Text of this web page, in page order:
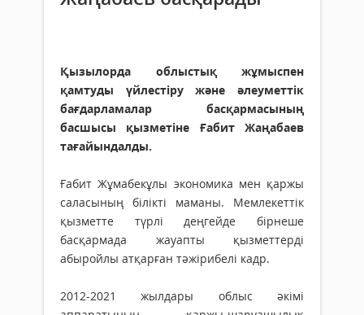
Қызылорда облыстық жұмыспен
қамтуды үйлестіру және әлеуметтік
бағдарламалар басқармасының
басшысы қызметіне Ғабит Жаңабаев
тағайындалды.
Ғабит Жұмабекұлы экономика мен қаржы
саласының білікті маманы. Мемлекеттік
қызметте түрлі деңгейде бірнеше
басқармада жауапты қызметтерді
абыройлы атқарған тәжірибелі кадр.
2012-2021 жылдары облыс әкімі